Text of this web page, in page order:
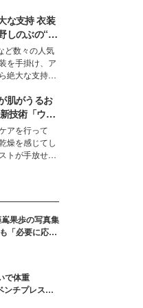
めるベースと
美しさ”に改
えている様
憧れの艶やか
、美容好きの
事情を紹介し
な支持 衣装
しのぶの“可
「シチズン
タビュー＞
ど数々の人気
を手掛け、ア
絶大な支持を
ィブディレク
一人ひとりの
力を引き出す
女性たちに勇
ている。
肌がうるお
技術「ウォ
リングスキ
スキンケア
感
アを行って
燥を感じてし
トが手放せな
な「Water
ォーターキャ
：捕水肌）」
した。
果歩の写真集
「必要に応じ
で体重
チプレス持